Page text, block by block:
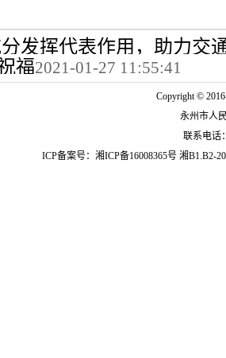
发挥代表作用，助力交
福2021-01-27 11:55:41
Copyright ©
永州市人
联系电话
ICP备案号： 湘ICP备16008365号 湘B1.B2-